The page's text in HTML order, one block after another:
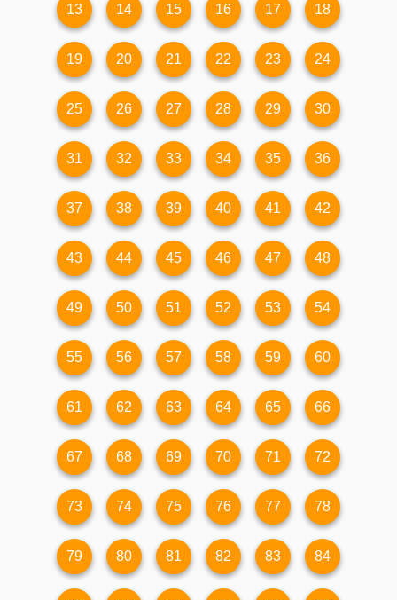
13 14 15 16 17 18
19 20 21 22 23 24
25 26 27 28 29 30
31 32 33 34 35 36
37 38 39 40 41 42
43 44 45 46 47 48
49 50 51 52 53 54
55 56 57 58 59 60
61 62 63 64 65 66
67 68 69 70 71 72
73 74 75 76 77 78
79 80 81 82 83 84